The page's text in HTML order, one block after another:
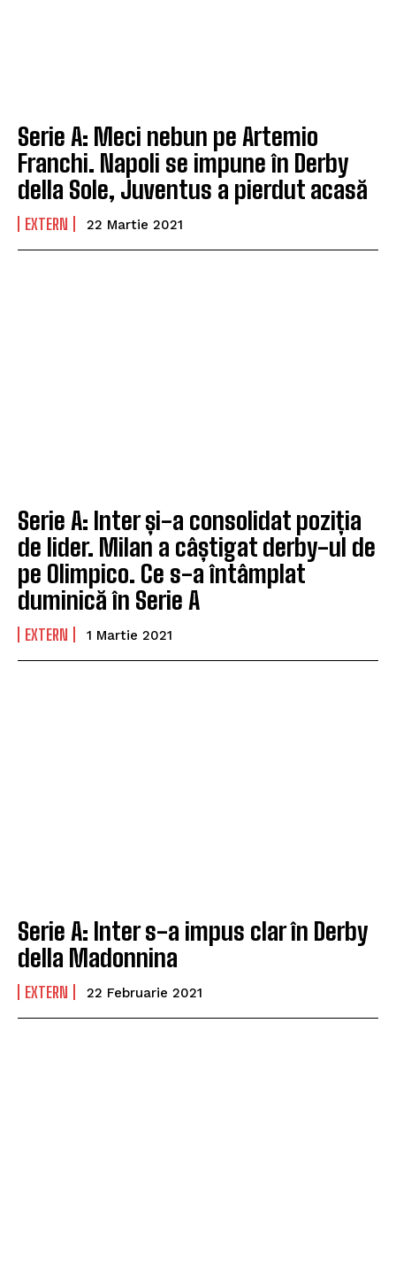
Serie A: Meci nebun pe Artemio
Franchi. Napoli se impune în Derby
della Sole, Juventus a pierdut acasă
EXTERN 22 Martie 2021
Serie A: Inter și-a consolidat poziția
de lider. Milan a câștigat derby-ul de
pe Olimpico. Ce s-a întâmplat
duminică în Serie A
EXTERN 1 Martie 2021
Serie A: Inter s-a impus clar în Derby
della Madonnina
EXTERN 22 Februarie 2021